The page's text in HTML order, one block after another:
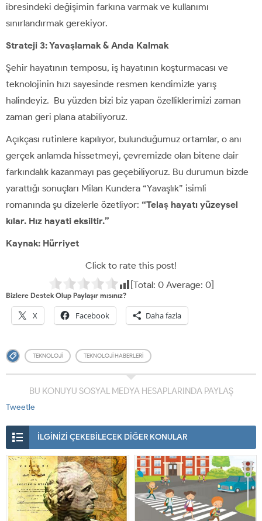
ibresindeki değişimin farkına varmak ve kullanımı
sınırlandırmak gerekiyor.
Strateji 3: Yavaşlamak & Anda Kalmak
Şehir hayatının temposu, iş hayatının koşturmacası ve
teknolojinin hızı sayesinde resmen kendimizle yarış
halindeyiz. Bu yüzden bizi biz yapan özelliklerimizi zaman
zaman geri plana atabiliyoruz.
Açıkçası rutinlere kapılıyor, bulunduğumuz ortamlar, o anı
gerçek anlamda hissetmeyi, çevremizde olan bitene dair
farkındalık kazanmayı pas geçebiliyoruz. Bu durumun bizde
yarattığı sonuçları Milan Kundera “Yavaşlık” isimli
romanında şu dizelerle özetliyor: “Telaş hayatı yüzeysel
kılar. Hız hayati eksiltir.”
Kaynak: Hürriyet
Click to rate this post!
[Total: 0Average: 0]
Bizlere Destek Olup Paylaşır mısınız?
X Facebook Daha fazla
TEKNOLOJI TEKNOLOJI HABERLERI
BU KONUYU SOSYAL MEDYA HESAPLARINDA PAYLAŞ
Tweetle
İLGİNİZİ ÇEKEBİLECEK DİĞER KONULAR